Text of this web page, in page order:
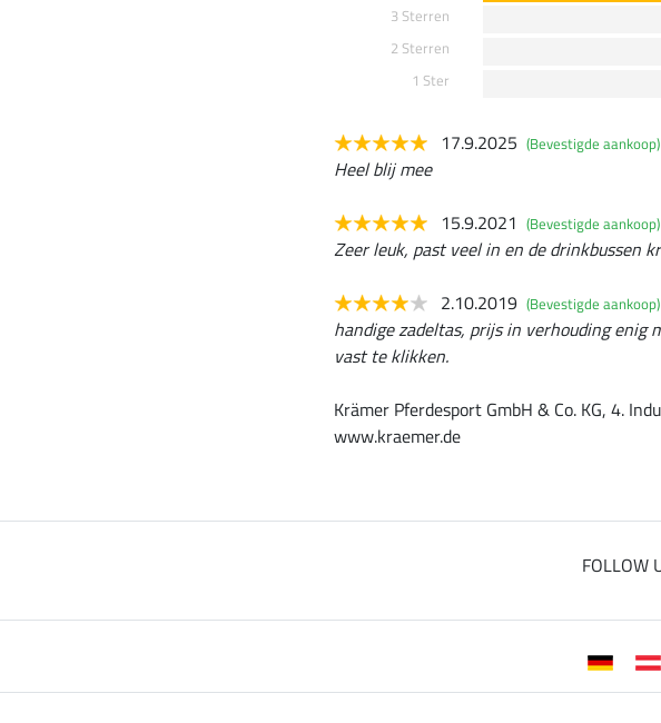
3 Sterren
2 Sterren
1 Ster
17.9.2025 (Bevestigde aankoop)
Heel blij mee
15.9.2021 (Bevestigde aankoop)
Zeer leuk, past veel in en de drinkbussen
2.10.2019 (Bevestigde aankoop)
handige zadeltas, prijs in verhouding
vast te klikken.
Krämer Pferdesport GmbH & Co. KG, 4.
www.kraemer.de
FOLLOW